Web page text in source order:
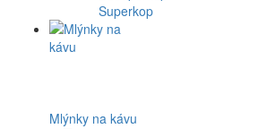
Superkop
Mlýnky na kávu